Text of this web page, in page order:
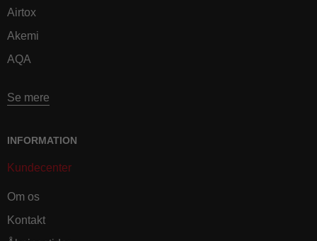
Airtox
Akemi
AQA
Se mere
INFORMATION
Kundecenter
Om os
Kontakt